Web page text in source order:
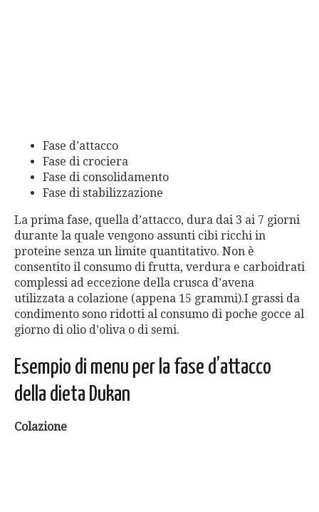
Fase d’attacco
Fase di crociera
Fase di consolidamento
Fase di stabilizzazione
La prima fase, quella d’attacco, dura dai 3 ai 7 giorni
durante la quale vengono assunti cibi ricchi in
proteine senza un limite quantitativo. Non è
consentito il consumo di frutta, verdura e carboidrati
complessi ad eccezione della crusca d’avena
utilizzata a colazione (appena 15 grammi).I grassi da
condimento sono ridotti al consumo di poche gocce al
giorno di olio d’oliva o di semi.
Esempio di menu per la fase d’attacco
della dieta Dukan
Colazione